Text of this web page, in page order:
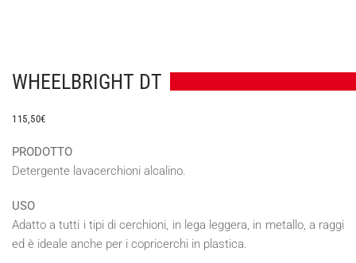
WHEELBRIGHT DT
115,50€
PRODOTTO
Detergente lavacerchioni alcalino.
USO
Adatto a tutti i tipi di cerchioni, in lega leggera, in metallo, a raggi
ed è ideale anche per i copricerchi in plastica.